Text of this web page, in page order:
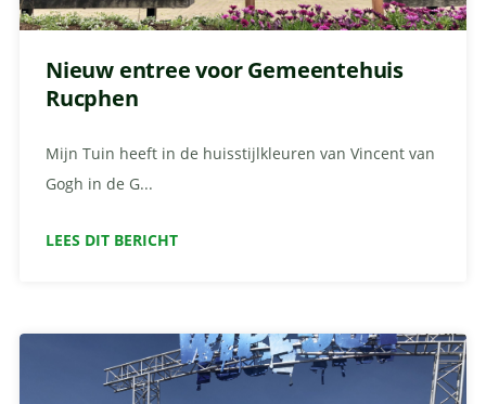
Nieuw entree voor Gemeentehuis
Rucphen
Mijn Tuin heeft in de huisstijlkleuren van Vincent van
Gogh in de G...
LEES DIT BERICHT